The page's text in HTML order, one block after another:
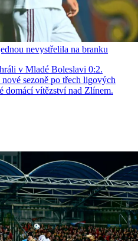
nevystřelila na branku
v Mladé Boleslavi 0:2.
sezoně po třech ligových
domácí vítězství nad Zlínem.